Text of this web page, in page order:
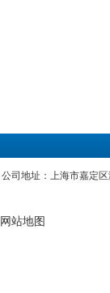
公司地址：上海市嘉
网站地图